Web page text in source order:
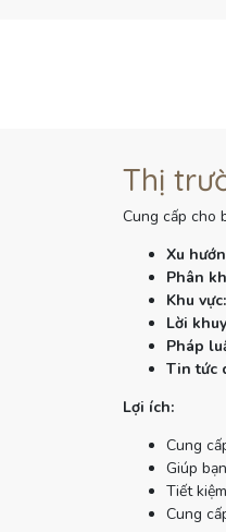
Thị
Cung cấp cho
Xu
Phân
Khu vực:
Lời
Pháp
Tin tức
Lợi ích:
Cung
Giúp
Tiết
Cung